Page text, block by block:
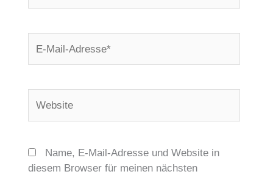
Mail-
Name, E-Mail-Adresse und Website in
diesem Browser für meinen nächsten